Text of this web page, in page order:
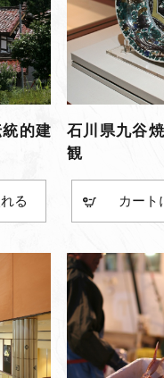
的建
石川県九谷
観
カート